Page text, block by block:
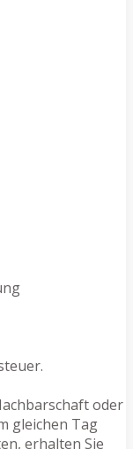
oder
gleichen Tag
erhalten Sie